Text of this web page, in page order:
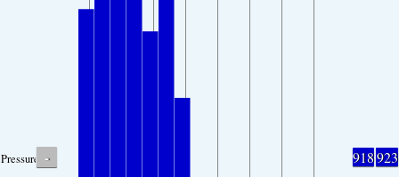
Pressure - 918923